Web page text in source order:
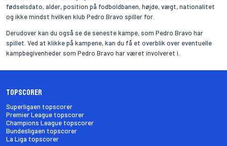
fødselsdato, alder, position på fodboldbanen, højde, vægt, nationalitet
og ikke mindst hvilken klub Pedro Bravo spiller for.
Derudover kan du også se de seneste kampe, som Pedro Bravo har
spillet. Ved at klikke på kampene, kan du få et overblik over eventuelle
kampbegivenheder som Pedro Bravo har været involveret i.
Topscorer
Superligaen topscorer
Premier League topscorer
Champions League topscorer
Bundesligaen topscorer
La Liga topscorer